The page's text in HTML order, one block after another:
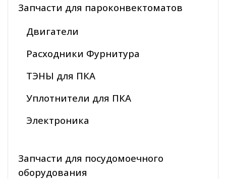
Запчасти для пароконвектоматов
Двигатели
Расходники Фурнитура
ТЭНЫ для ПКА
Уплотнители для ПКА
Электроника
Запчасти для посудомоечного
оборудования